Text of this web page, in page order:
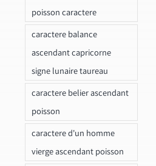
poisson caractere
caractere balance
ascendant capricorne
signe lunaire taureau
caractere belier ascendant
poisson
caractere d'un homme
vierge ascendant poisson